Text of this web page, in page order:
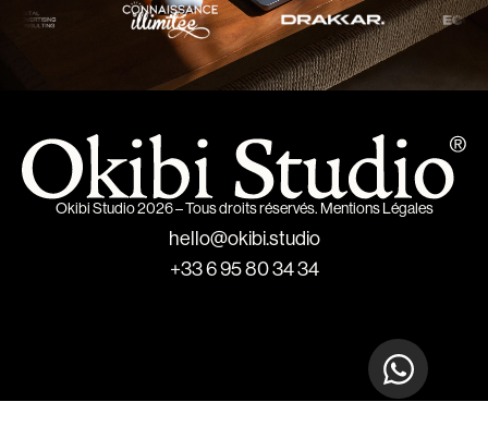
Okibi Studio 2026 – Tous droits réservés. Mentions Légales
hello@okibi.studio
+33 6 95 80 34 34